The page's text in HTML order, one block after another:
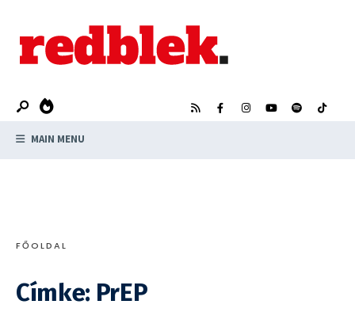
content
MAIN MENU
FŐOLDAL
Címke: PrEP